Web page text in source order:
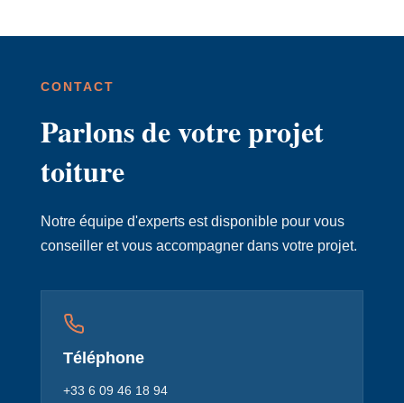
CONTACT
Parlons de votre projet
toiture
Notre équipe d'experts est disponible pour vous
conseiller et vous accompagner dans votre projet.
Téléphone
+33 6 09 46 18 94